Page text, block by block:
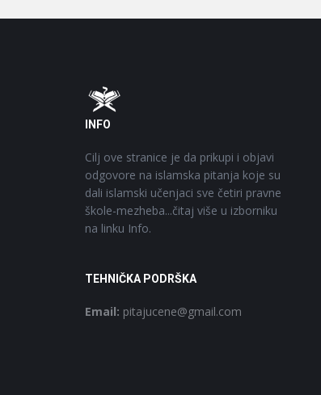
Footer
INFO
Cilj ove stranice je da prikupi i objavi
odgovore na islamska pitanja koje su
dali islamski učenjaci sve četiri pravne
škole-mezheba...čitaj više u izborniku
na linku Info.
TEHNIČKA PODRŠKA
Email: pitajucene@gmail.com